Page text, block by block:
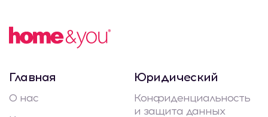
Главная
О нас
Юридический
Конфиденциальность
и защита данных